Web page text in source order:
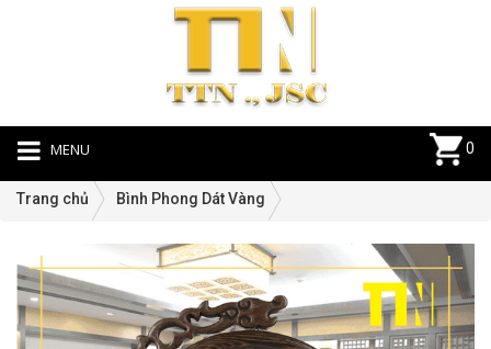
MENU 0
Trang chủ Bình Phong Dát Vàng